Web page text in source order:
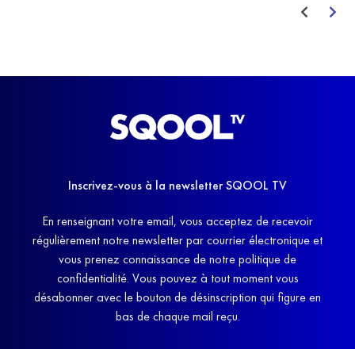
Inscrivez-vous à la newsletter SQOOL TV
En renseignant votre email, vous acceptez de recevoir
régulièrement notre newsletter par courrier électronique et
vous prenez connaissance de notre politique de
confidentialité. Vous pouvez à tout moment vous
désabonner avec le bouton de désinscription qui figure en
bas de chaque mail reçu.